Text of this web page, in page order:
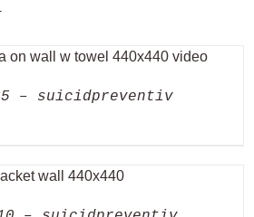
– suicidpreventiv